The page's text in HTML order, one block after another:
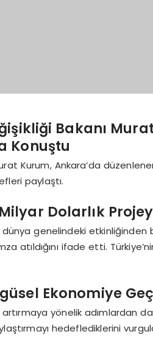
Bakanı
Konuştu
Kurum, Ankara’da
paylaştı.
Dolarlık
genelindeki etkinliğinden
atıldığını ifade etti.
Ekonomiye
yönelik adımlardan
hedeflediklerini